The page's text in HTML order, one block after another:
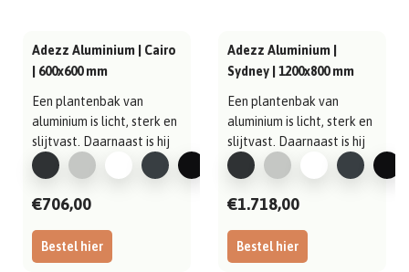
Adezz Aluminium | Cairo
| 600x600 mm
Een plantenbak van
aluminium is licht, sterk en
slijtvast. Daarnaast is hij
gema..
Bestel hier
€706,00
Adezz Aluminium |
Sydney | 1200x800 mm
Een plantenbak van
aluminium is licht, sterk en
slijtvast. Daarnaast is hij
gema..
Bestel hier
€1.718,00